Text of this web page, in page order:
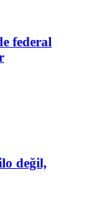
federal
değil,